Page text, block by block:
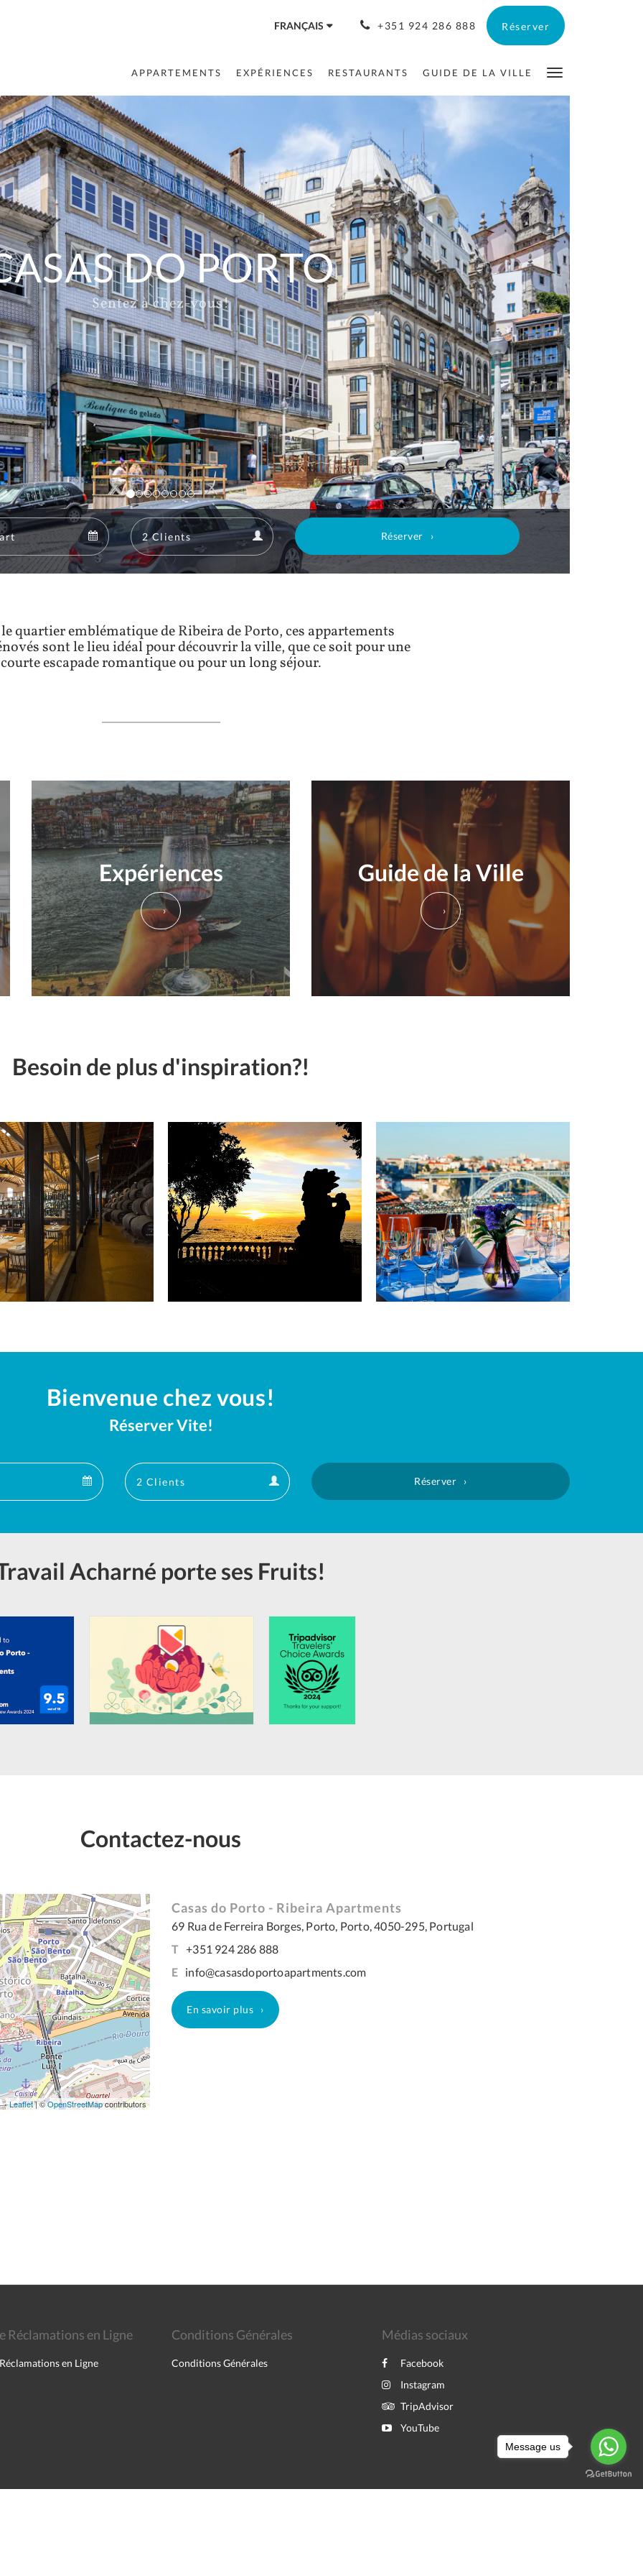
FRANÇAIS +351 924 286 888 Réserver
APPARTEMENTS EXPÉRIENCES RESTAURANTS GUIDE DE LA VILLE
DO PORTO
Sentez à chez-vous!
Departure
Departure
calendar
Guests
calendar
Réserver
quartier emblématique de Ribeira de Porto, ces appartements
sont le lieu idéal pour découvrir la ville, que ce soit pour une
courte escapade romantique ou pour un long séjour.
Expériences Guide de la Ville
Besoin de plus d'inspiration?!
Bienvenue chez vous!
Réserver Vite!
Réserver
Acharné porte ses Fruits!
Contactez-nous
Leaflet| ©OpenStreetMapcontributors
Casas do Porto - Ribeira Apartments
69 Rua de Ferreira Borges, Porto, Porto, 4050-295, Portugal
T +351 924 286 888
E info@casasdoportoapartments.com
En savoir plus
Réclamations en Ligne
en Ligne
Conditions Générales
Conditions Générales
Médias sociaux
Facebook
Instagram
TripAdvisor
YouTube
Message us